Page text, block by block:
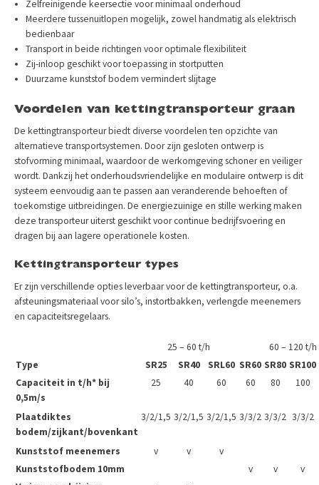
Zelfreinigende keersectie voor minimaal onderhoud
Meerdere tussenuitlopen mogelijk, zowel handmatig als elektrisch
bedienbaar
Transport in beide richtingen voor optimale flexibiliteit
Zij-inloop geschikt voor toepassing in stortputten
Duurzame kunststof bodem vermindert slijtage
Voordelen van kettingtransporteur graan
De kettingtransporteur biedt diverse voordelen ten opzichte van
alternatieve transportsystemen. Door zijn gesloten ontwerp is
stofvorming minimaal, waardoor de werkomgeving schoner en veiliger
wordt. Dankzij het onderhoudsvriendelijke en modulaire ontwerp is dit
systeem eenvoudig aan te passen aan veranderende behoeften of
toekomstige uitbreidingen. De energiezuinige en stille werking maken
deze transporteur uiterst geschikt voor continue bedrijfsvoering en
dragen bij aan lagere operationele kosten.
Kettingtransporteur types
Er zijn verschillende opties leverbaar voor de kettingtransporteur, o.a.
afsteuningsmateriaal voor silo’s, instortbakken, verlengde meenemers
en capaciteitsregelaars.
25 – 60 t/h
60 – 120 t/h
Type
SR25 SR40 SRL60 SR60 SR80 SR100
Capaciteit in t/h* bij
0,5m/s
25 40 60 60 80 100
Plaatdiktes
bodem/zijkant/bovenkant
3/2/1,5 3/2/1,5 3/2/1,5 3/3/2 3/3/2 3/3/2
Kunststof meenemers v v
v
Kunststofbodem 10mm
v v
v